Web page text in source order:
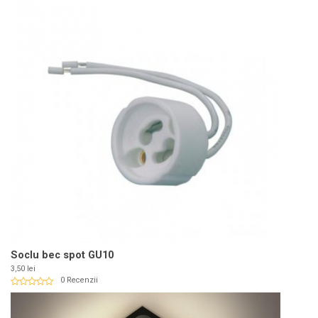
Soclu bec spot GU10
Pret
3,50 lei
0 Recenzii